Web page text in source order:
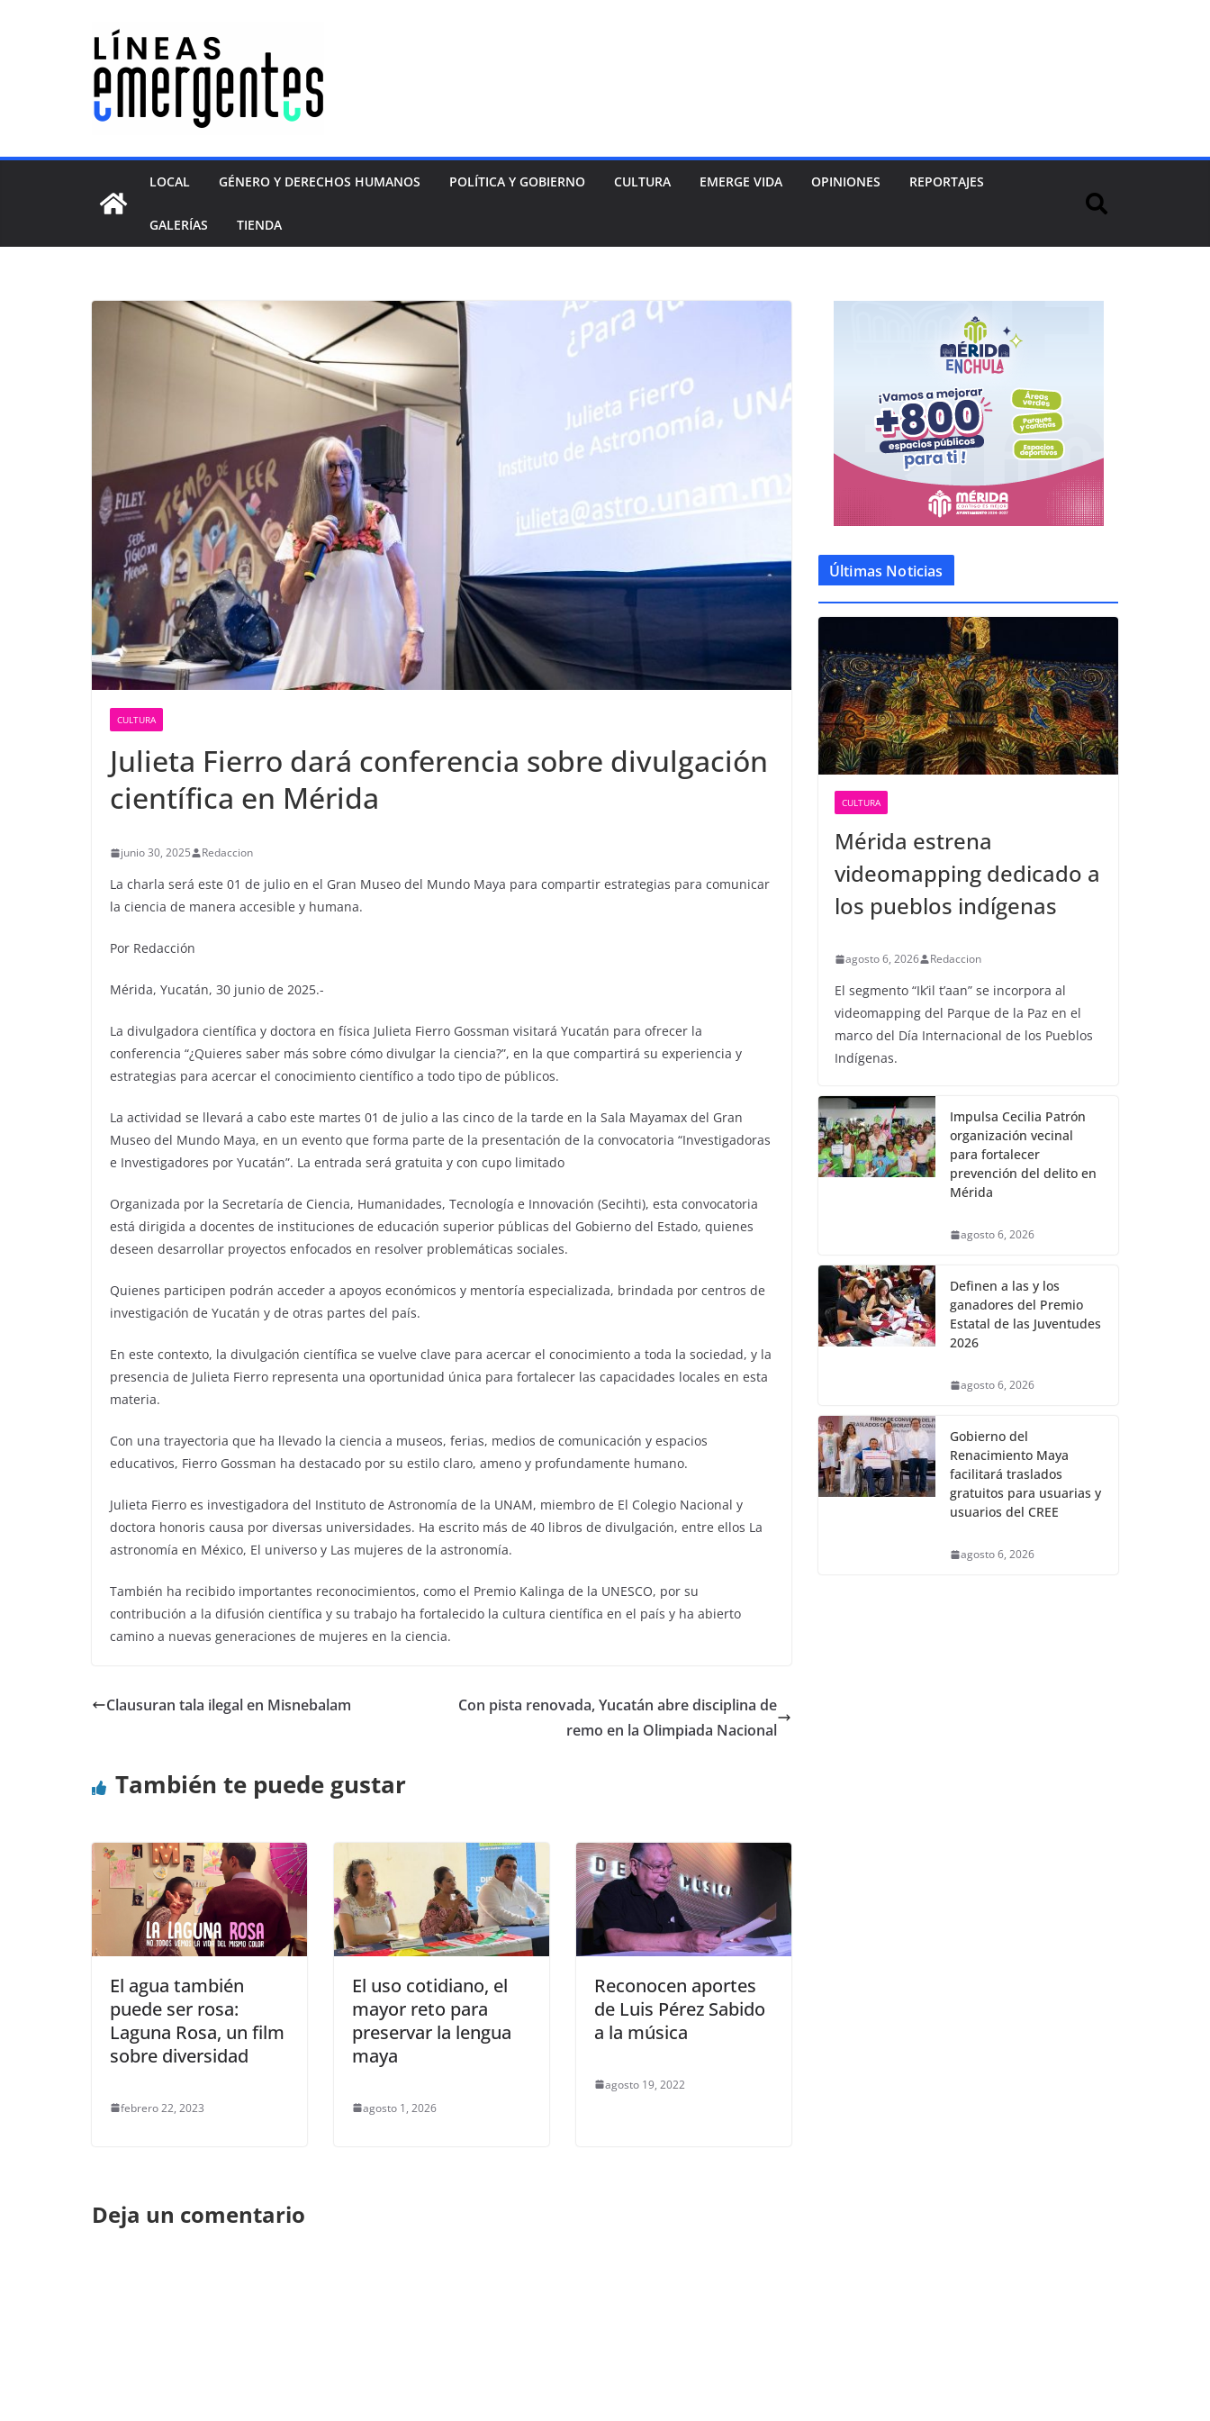
LOCAL GÉNERO Y DERECHOS HUMANOS POLÍTICA Y GOBIERNO CULTURA EMERGE VIDA OPINIONES REPORTAJES
GALERÍAS TIENDA
CULTURA
Julieta Fierro dará conferencia sobre divulgación
científica en Mérida
junio 30, 2025 Redaccion
La charla será este 01 de julio en el Gran Museo del Mundo Maya para compartir estrategias para comunicar
la ciencia de manera accesible y humana.
Por Redacción
Mérida, Yucatán, 30 junio de 2025.-
La divulgadora científica y doctora en física Julieta Fierro Gossman visitará Yucatán para ofrecer la
conferencia “¿Quieres saber más sobre cómo divulgar la ciencia?”, en la que compartirá su experiencia y
estrategias para acercar el conocimiento científico a todo tipo de públicos.
La actividad se llevará a cabo este martes 01 de julio a las cinco de la tarde en la Sala Mayamax del Gran
Museo del Mundo Maya, en un evento que forma parte de la presentación de la convocatoria “Investigadoras
e Investigadores por Yucatán”. La entrada será gratuita y con cupo limitado
Organizada por la Secretaría de Ciencia, Humanidades, Tecnología e Innovación (Secihti), esta convocatoria
está dirigida a docentes de instituciones de educación superior públicas del Gobierno del Estado, quienes
deseen desarrollar proyectos enfocados en resolver problemáticas sociales.
Quienes participen podrán acceder a apoyos económicos y mentoría especializada, brindada por centros de
investigación de Yucatán y de otras partes del país.
En este contexto, la divulgación científica se vuelve clave para acercar el conocimiento a toda la sociedad, y la
presencia de Julieta Fierro representa una oportunidad única para fortalecer las capacidades locales en esta
materia.
Con una trayectoria que ha llevado la ciencia a museos, ferias, medios de comunicación y espacios
educativos, Fierro Gossman ha destacado por su estilo claro, ameno y profundamente humano.
Julieta Fierro es investigadora del Instituto de Astronomía de la UNAM, miembro de El Colegio Nacional y
doctora honoris causa por diversas universidades. Ha escrito más de 40 libros de divulgación, entre ellos La
astronomía en México, El universo y Las mujeres de la astronomía.
También ha recibido importantes reconocimientos, como el Premio Kalinga de la UNESCO, por su
contribución a la difusión científica y su trabajo ha fortalecido la cultura científica en el país y ha abierto
camino a nuevas generaciones de mujeres en la ciencia.
Clausuran tala ilegal en Misnebalam
Con pista renovada, Yucatán abre disciplina de
remo en la Olimpiada Nacional
También te puede gustar
El agua también
puede ser rosa:
Laguna Rosa, un film
sobre diversidad
febrero 22, 2023
El uso cotidiano, el
mayor reto para
preservar la lengua
maya
agosto 1, 2026
Reconocen aportes
de Luis Pérez Sabido
a la música
agosto 19, 2022
Deja un comentario
Últimas Noticias
CULTURA
Mérida estrena
videomapping dedicado a
los pueblos indígenas
agosto 6, 2026 Redaccion
El segmento “Ik’il t’aan” se incorpora al
videomapping del Parque de la Paz en el
marco del Día Internacional de los Pueblos
Indígenas.
Impulsa Cecilia Patrón
organización vecinal
para fortalecer
prevención del delito en
Mérida
agosto 6, 2026
Definen a las y los
ganadores del Premio
Estatal de las Juventudes
2026
agosto 6, 2026
Gobierno del
Renacimiento Maya
facilitará traslados
gratuitos para usuarias y
usuarios del CREE
agosto 6, 2026